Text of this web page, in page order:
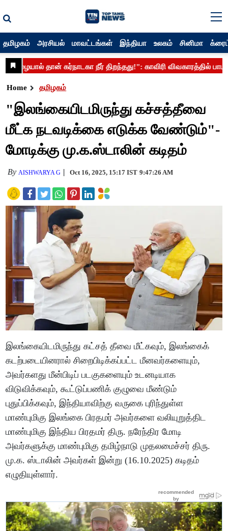
தமிழகம் அரசியல் மாவட்டங்கள் இந்தியா உலகம் சினிமா
Home தமிழகம்
"இலங்கையிடமிருந்து கச்சத்தீவை
மீட்க நடவடிக்கை எடுக்க வேண்டும்"-
மோடிக்கு மு.க.ஸ்டாலின் கடிதம்
By AISHWARYA G Oct 16, 2025, 15:17 IST 9:47:26 AM
இலங்கையிடமிருந்து கட்சத் தீவை மீட்கவும், இலங்கைக்
கடற்படையினரால் சிறைபிடிக்கப்பட்ட மீனவர்களையும்,
அவர்களது மீன்பிடிப் படகுகளையும் உடனடியாக
விடுவிக்கவும், கூட்டுப்பணிக் குழுவை மீண்டும்
புதுப்பிக்கவும், இந்தியாவிற்கு வருகை புரிந்துள்ள
மாண்புமிகு இலங்கை பிரதமர் அவர்களை வலியுறுத்திட
மாண்புமிகு இந்திய பிரதமர் திரு. நரேந்திர மோடி
அவர்களுக்கு மாண்புமிகு தமிழ்நாடு முதலமைச்சர் திரு.
மு.க. ஸ்டாலின் அவர்கள் இன்று (16.10.2025) கடிதம்
எழுதியுள்ளார்.